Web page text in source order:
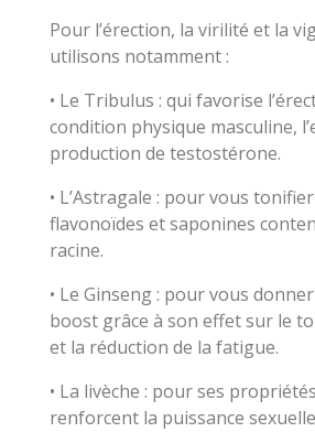
Pour l’érection, la virilité et la
utilisons notamment :
• Le Tribulus : qui favorise
condition physique masculine,
production de testostérone.
• L’Astragale : pour vous
flavonoïdes et saponines
racine.
• Le Ginseng : pour vous
boost grâce à son effet sur le
et la réduction de la fatigue.
• La livèche : pour ses
renforcent la puissance